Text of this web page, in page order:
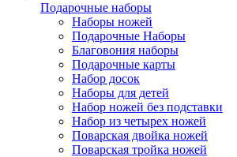
Подарочные наборы
Наборы ножей
Подарочные Наборы
Благовония наборы
Подарочные карты
Набор досок
Наборы для детей
Набор ножей без подставки
Набор из четырех ножей
Поварская двойка ножей
Поварская тройка ножей